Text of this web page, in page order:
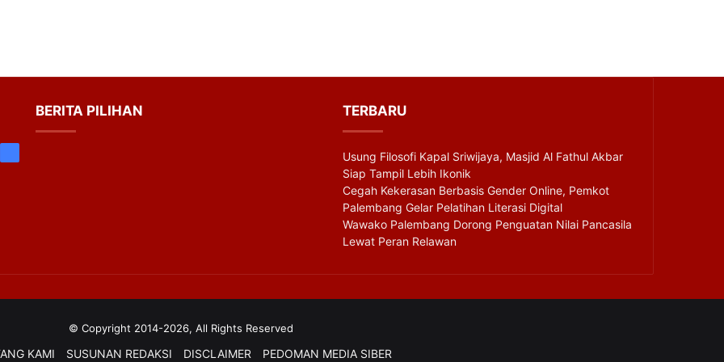
BERITA PILIHAN TERBARU
Usung Filosofi Kapal Sriwijaya, Masjid Al Fathul Akbar
Siap Tampil Lebih Ikonik
Cegah Kekerasan Berbasis Gender Online, Pemkot
Palembang Gelar Pelatihan Literasi Digital
Wawako Palembang Dorong Penguatan Nilai Pancasila
Lewat Peran Relawan
© Copyright 2014-2026, All Rights Reserved
KAMI SUSUNAN REDAKSI DISCLAIMER PEDOMAN MEDIA SIBER